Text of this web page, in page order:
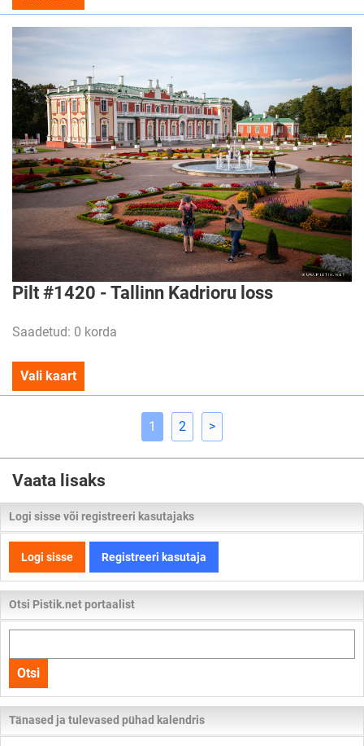
Pilt #1420 - Tallinn Kadrioru loss
Saadetud: 0 korda
Vali kaart
1 2 >
Vaata lisaks
Logi sisse või registreeri kasutajaks
Logi sisse Registreeri kasutaja
Otsi Pistik.net portaalist
kogu
lehelt
Otsi
Tänased ja tulevased pühad kalendris